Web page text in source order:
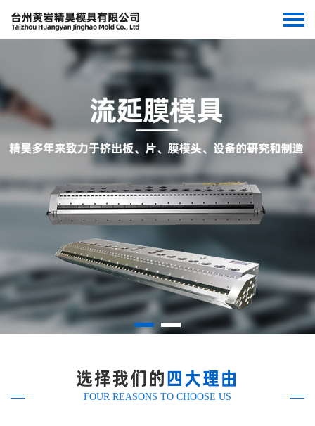
FOUR REASONS TO CHOOSE US